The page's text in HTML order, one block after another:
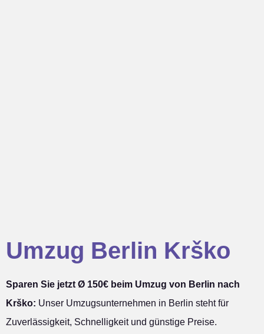
Umzug Berlin Krško
Sparen Sie jetzt Ø 150€ beim Umzug von Berlin nach
Krško: Unser Umzugsunternehmen in Berlin steht für
Zuverlässigkeit, Schnelligkeit und günstige Preise.